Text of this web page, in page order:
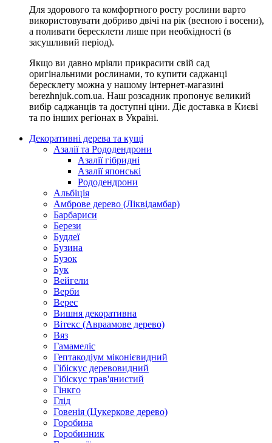
Для здорового та комфортного росту рослини варто
використовувати добриво двічі на рік (весною і восени),
а поливати бересклети лише при необхідності (в
засушливий період).
Якщо ви давно мріяли прикрасити свій сад
оригінальними рослинами, то купити саджанці
бересклету можна у нашому інтернет-магазині
berezhnjuk.com.ua. Наш розсадник пропонує великий
вибір саджанців та доступні ціни. Діє доставка в Києві
та по інших регіонах в Україні.
Декоративні дерева та кущі
Азалії та Рододендрони
Азалії гібридні
Азалії японські
Рододендрони
Альбіція
Амброве дерево (Ліквідамбар)
Барбариси
Берези
Будлеї
Бузина
Бузок
Бук
Вейгели
Верби
Верес
Вишня декоративна
Вітекс (Авраамове дерево)
Вяз
Гамамеліс
Гептакодіум міконієвидний
Гібіскус деревовидний
Гібіскус трав'янистий
Гінкго
Глід
Говенія (Цукеркове дерево)
Горобина
Горобинник